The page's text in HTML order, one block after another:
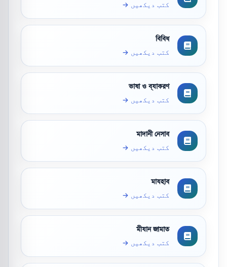
کتب دیکھیں →
বিবিধ
کتب دیکھیں →
ভাষা ও ব্যাকরণ
کتب دیکھیں →
মাদানী নেসাব
کتب دیکھیں →
মাযহাব
کتب دیکھیں →
মীযান জামাত
کتب دیکھیں →